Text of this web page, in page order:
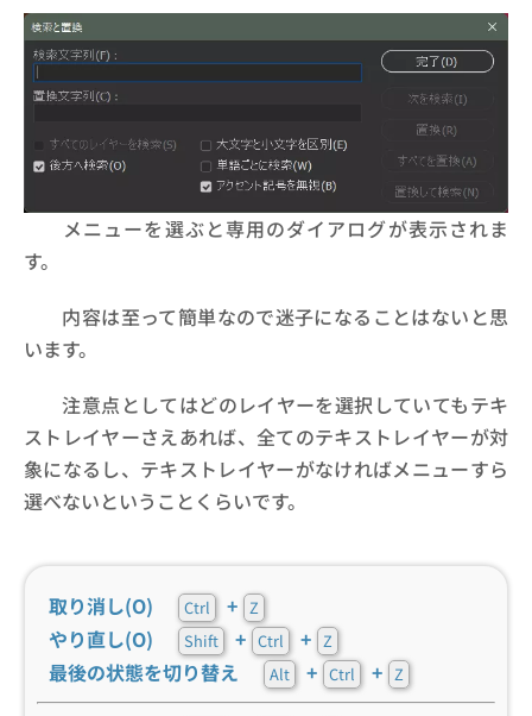
取り消し(O) Ctrl + Z
やり直し(O) Shift + Ctrl + Z
最後の状態を切り替え Alt + Ctrl + Z
メニューを選ぶと専用のダイアログが表示されま
す。
内容は至って簡単なので迷子になることはないと思
います。
注意点としてはどのレイヤーを選択していてもテキ
ストレイヤーさえあれば、全てのテキストレイヤーが対
象になるし、テキストレイヤーがなければメニューすら
選べないということくらいです。